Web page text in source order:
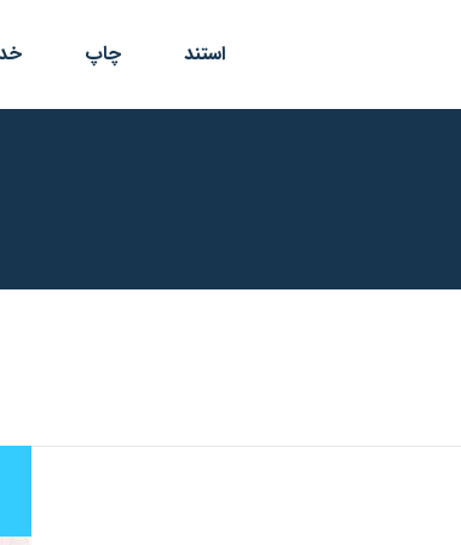
استند چاپ